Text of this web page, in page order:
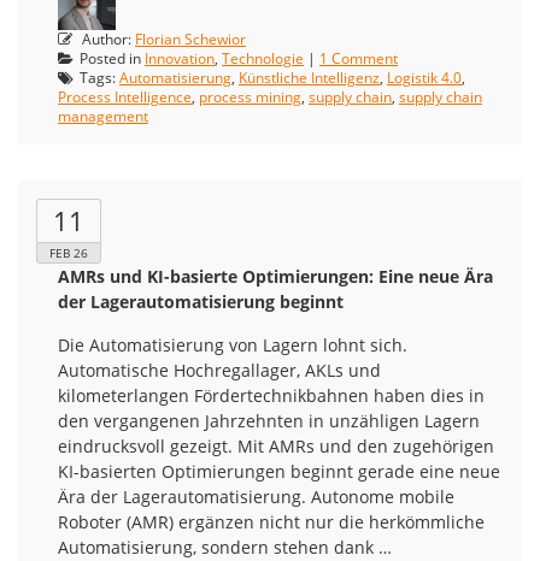
Author: Florian Schewior
Posted in Innovation, Technologie | 1 Comment
Tags:Automatisierung, Künstliche Intelligenz, Logistik 4.0,
Process Intelligence, process mining, supply chain, supply chain
management
11
FEB 26
AMRs und KI-basierte Optimierungen: Eine neue Ära
der Lagerautomatisierung beginnt
Die Automatisierung von Lagern lohnt sich.
Automatische Hochregallager, AKLs und
kilometerlangen Fördertechnikbahnen haben dies in
den vergangenen Jahrzehnten in unzähligen Lagern
eindrucksvoll gezeigt. Mit AMRs und den zugehörigen
KI-basierten Optimierungen beginnt gerade eine neue
Ära der Lagerautomatisierung. Autonome mobile
Roboter (AMR) ergänzen nicht nur die herkömmliche
Automatisierung, sondern stehen dank …